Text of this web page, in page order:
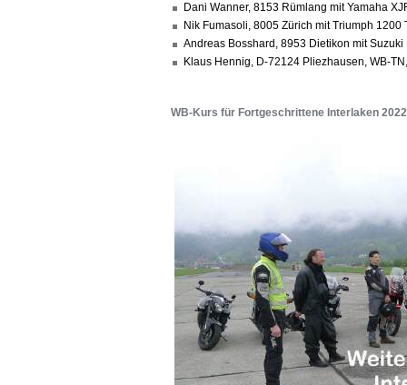
Dani Wanner, 8153 Rümlang mit Yamaha
Nik Fumasoli, 8005 Zürich mit Triumph 1200
Andreas Bosshard, 8953 Dietikon mit Suzuki
Klaus Hennig, D-72124 Pliezhausen, WB-
WB-Kurs für Fortgeschrittene Interlaken 2022